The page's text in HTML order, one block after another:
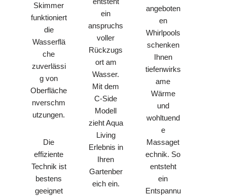
Skimmer
funktioniert
die
Wasserflä
che
zuverlässi
g von
Oberfläche
nverschm
utzungen.
Die
effiziente
Technik ist
bestens
geeignet
ein
anspruchs
voller
Rückzugs
ort am
Wasser.
Mit dem
C-Side
Modell
zieht Aqua
Living
Erlebnis in
Ihren
Gartenber
eich ein.
angeboten
en
Whirlpools
schenken
Ihnen
tiefenwirks
ame
Wärme
und
wohltuend
e
Massaget
echnik. So
entsteht
ein
Entspannu